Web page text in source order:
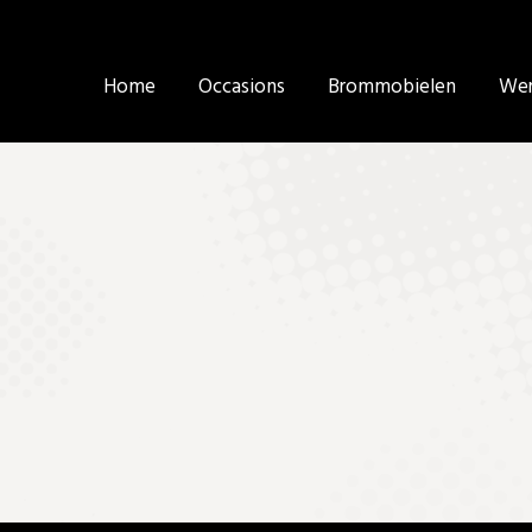
Home Occasions Brommobielen
Home Occasions Brommobielen